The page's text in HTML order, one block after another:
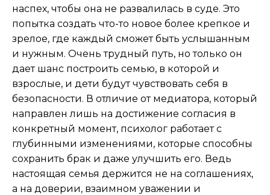
наспех, чтобы она не развалилась в суде. Это
попытка создать что-то новое более крепкое и
зрелое, где каждый сможет быть услышанным
и нужным. Очень трудный путь, но только он
дает шанс построить семью, в которой и
взрослые, и дети будут чувствовать себя в
безопасности. В отличие от медиатора, который
направлен лишь на достижение согласия в
конкретный момент, психолог работает с
глубинными изменениями, которые способны
сохранить брак и даже улучшить его. Ведь
настоящая семья держится не на соглашениях,
а на доверии, взаимном уважении и